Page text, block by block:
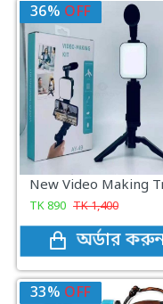
36% OFF
TK890 TK1,400
অর্ডার করুন
33% OFF